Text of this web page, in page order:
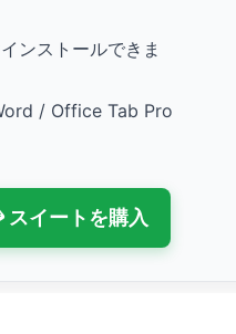
ンストールできま
/ Office Tab Pro
スイートを購入